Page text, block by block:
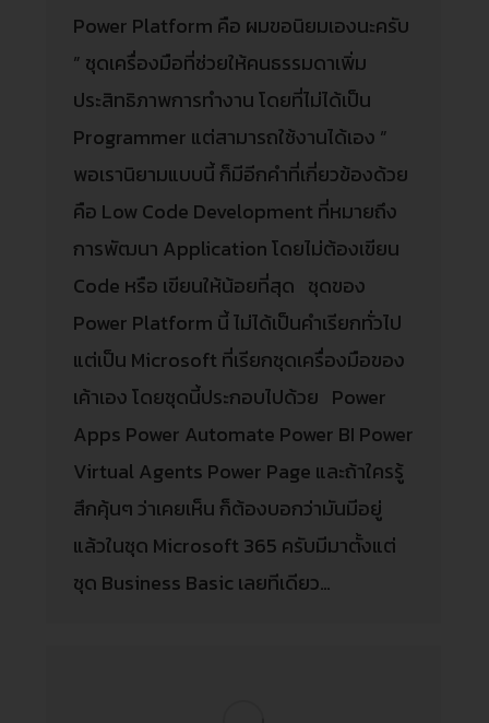
Power Platform คือ ผมขอนิยมเองนะครับ
” ชุดเครื่องมือที่ช่วยให้คนธรรมดาเพิ่ม
ประสิทธิภาพการทำงาน โดยที่ไม่ได้เป็น
Programmer แต่สามารถใช้งานได้เอง ”
พอเรานิยามแบบนี้ ก็มีอีกคำที่เกี่ยวข้องด้วย
คือ Low Code Development ที่หมายถึง
การพัฒนา Application โดยไม่ต้องเขียน
Code หรือ เขียนให้น้อยที่สุด ชุดของ
Power Platform นี้ ไม่ได้เป็นคำเรียกทั่วไป
แต่เป็น Microsoft ที่เรียกชุดเครื่องมือของ
เค้าเอง โดยชุดนี้ประกอบไปด้วย Power
Apps Power Automate Power BI Power
Virtual Agents Power Page และถ้าใครรู้
สึกคุ้นๆ ว่าเคยเห็น ก็ต้องบอกว่ามันมีอยู่
แล้วในชุด Microsoft 365 ครับมีมาตั้งแต่
ชุด Business Basic เลยทีเดียว…